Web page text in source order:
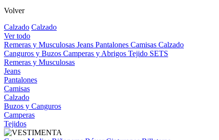
Volver
Calzado Calzado
Ver todo
Remeras y Musculosas Jeans Pantalones Camisas Calzado
Canguros y Buzos Camperas y Abrigos Tejido SETS
Remeras y Musculosas
Jeans
Pantalones
Camisas
Calzado
Buzos y Canguros
Camperas
Tejidos